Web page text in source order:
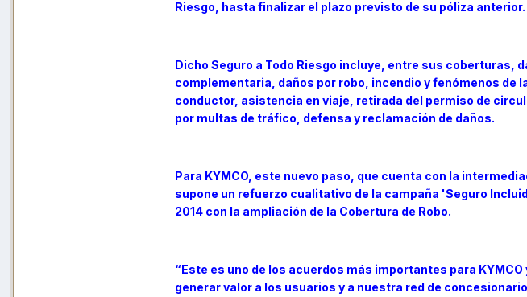
Riesgo, hasta finalizar el plazo previsto de su póliza anterior.
Dicho Seguro a Todo Riesgo incluye, entre sus coberturas,
complementaria, daños por robo, incendio y fenómenos de
conductor, asistencia en viaje, retirada del permiso de
por multas de tráfico, defensa y reclamación de daños.
Para KYMCO, este nuevo paso, que cuenta con la
supone un refuerzo cualitativo de la campaña 'Seguro
2014 con la ampliación de la Cobertura de Robo.
“Este es uno de los acuerdos más importantes para
generar valor a los usuarios y a nuestra red de